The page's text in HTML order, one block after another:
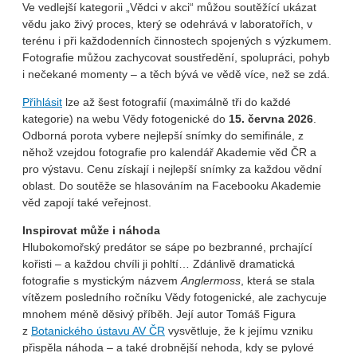
Ve vedlejší kategorii „Vědci v akci“ můžou soutěžící ukázat
vědu jako živý proces, který se odehrává v laboratořích, v
terénu i při každodenních činnostech spojených s výzkumem.
Fotografie můžou zachycovat soustředění, spolupráci, pohyb
i nečekané momenty – a těch bývá ve vědě více, než se zdá.
Přihlásit lze až šest fotografií (maximálně tři do každé
kategorie) na webu Vědy fotogenické do 15. června 2026.
Odborná porota vybere nejlepší snímky do semifinále, z
něhož vzejdou fotografie pro kalendář Akademie věd ČR a
pro výstavu. Cenu získají i nejlepší snímky za každou vědní
oblast. Do soutěže se hlasováním na Facebooku Akademie
věd zapojí také veřejnost.
Inspirovat může i náhoda
Hlubokomořský predátor se sápe po bezbranné, prchající
kořisti – a každou chvíli ji pohltí… Zdánlivě dramatická
fotografie s mystickým názvemAnglermoss, která se stala
vítězem posledního ročníku Vědy fotogenické, ale zachycuje
mnohem méně děsivý příběh. Její autor Tomáš Figura
z Botanického ústavu AV ČR vysvětluje, že k jejímu vzniku
přispěla náhoda – a také drobnější nehoda, kdy se pylové